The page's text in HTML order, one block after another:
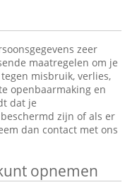
zeer
maatregelen om je
misbruik, verlies,
openbaarmaking en
dat je
zijn of als er
dan contact met ons
opnemen